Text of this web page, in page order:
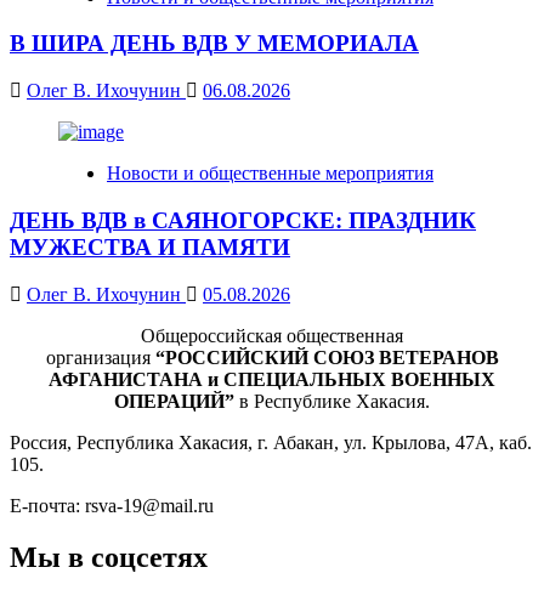
В ШИРА ДЕНЬ ВДВ У МЕМОРИАЛА
Олег В. Ихочунин 06.08.2026
Новости и общественные мероприятия
ДЕНЬ ВДВ в САЯНОГОРСКЕ: ПРАЗДНИК
МУЖЕСТВА И ПАМЯТИ
Олег В. Ихочунин
05.08.2026
Общероссийская общественная
организация “РОССИЙСКИЙ СОЮЗ ВЕТЕРАНОВ
АФГАНИСТАНА и СПЕЦИАЛЬНЫХ ВОЕННЫХ
ОПЕРАЦИЙ” в Республике Хакасия.
Россия, Республика Хакасия, г. Абакан, ул. Крылова, 47А, каб.
105.
Е-почта: rsva-19@mail.ru
Мы в соцсетях